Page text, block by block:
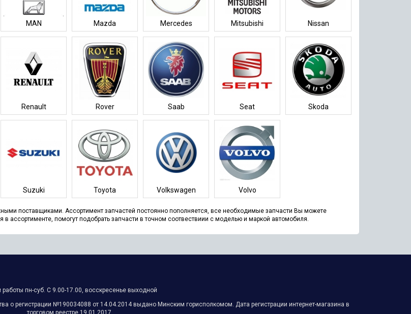
MAN Mazda Mercedes Mitsubishi Nissan
Renault Rover Saab Seat Skoda
Suzuki Toyota Volkswagen Volvo
поставщиками. Ассортимент запчастей постоянно пополняется, все необходимые запчасти Вы можете
ассортименте, помогут подобрать запчасти в точном соотвествиии с моделью и маркой автомобиля.
пн-суб. С 9.00-17.00, восскресенье выходной
регистрации №‎‎190034088 от 14.04.2014 выдано Минским горисполкомом. Дата регистрации интернет-магазина в
торговом реестре 19.01.2017